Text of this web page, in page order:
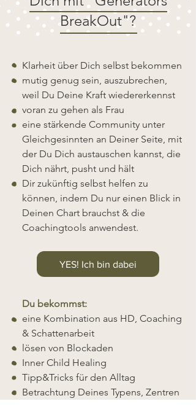
BreakOut"?
Klarheit über Dich selbst bekommen
mutig genug sein, auszubrechen,
weil Du Deine Kraft wiedererkennst
voran zu gehen als Frau
eine stärkende Community unter
Gleichgesinnten an Deiner Seite, mit
der Du Dich austauschen kannst, die
Dich nährt, pusht und hält
Dir zukünftig selbst helfen zu
können, indem Du nur einen Blick in
Deinen Chart brauchst & die
Coachingtools anwendest.
YES! Ich bin dabei
Du bekommst:
eine Kombination aus HD, Coaching
& Schattenarbeit
lösen von Blockaden
Inner Child Healing
Tipp&Tricks für den Alltag
Betrachtung Deines Typens, Zentren